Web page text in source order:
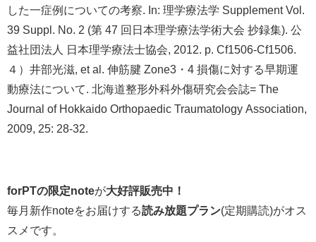
した一症例についての考察. In: 理学療法学 Supplement Vol.
39 Suppl. No. 2 (第 47 回日本理学療法学術大会 抄録集) . 公
益社団法人 日本理学療法士協会, 2012. p. Cf1506-Cf1506.
４）井部光滋, et al. 伸筋腱 Zone3・4 損傷に対する早期運
動療法について. 北海道整形外科外傷研究会会誌= The
Journal of Hokkaido Orthopaedic Traumatology Association
2009, 25: 28-32.
forPTの限定noteが大好評販売中！
毎月新作noteをお届けする読み放題プラン(定期購読)がオス
スメです。